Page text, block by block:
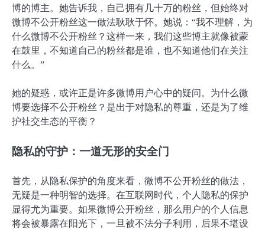
博的博主。她告诉我，自己拥有几十万的粉丝，但始终对
微博不公开粉丝这一做法耿耿于怀。她说：“我不理解，为
什么微博不公开粉丝？这样一来，我们这些博主就像被蒙
在鼓里，不知道自己的粉丝都是谁，也不知道他们在关注
什么。”
她的疑惑，或许正是许多微博用户心中的疑问。为什么微
博要选择不公开粉丝？是出于对隐私的尊重，还是为了维
护社交生态的平衡？
隐私的守护：一道无形的安全门
首先，从隐私保护的角度来看，微博不公开粉丝的做法，
无疑是一种明智的选择。在互联网时代，个人隐私的保护
显得尤为重要。如果微博公开粉丝，那么用户的个人信息
将会被暴露在阳光下，一旦被不法分子利用，后果不堪设